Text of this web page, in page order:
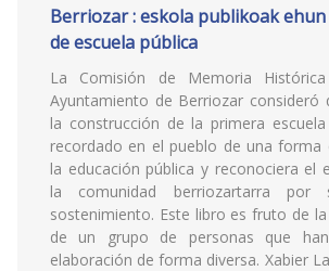
Berriozar : eskola publikoak
de escuela pública
La Comisión de Memoria
Ayuntamiento de Berriozar consideró
la construcción de la primera
recordado en el pueblo de una forma
la educación pública y reconociera el
la comunidad berriozartarra por
sostenimiento. Este libro es fruto de
de un grupo de personas que
elaboración de forma diversa. Xabier